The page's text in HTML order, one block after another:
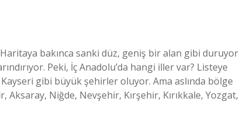
bakınca sanki düz, geniş bir alan gibi duruyor
Peki, İç Anadolu’da hangi iller var? Listeye
Kayseri gibi büyük şehirler oluyor. Ama aslında bölge
Niğde, Nevşehir, Kırşehir, Kırıkkale, Yozgat,